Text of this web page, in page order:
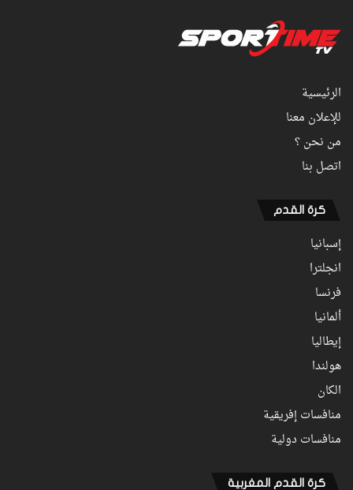
الرئيسية
للإعلان معنا
من نحن ؟
اتصل بنا
كرة القدم
إسبانيا
انجلترا
فرنسا
ألمانيا
إيطاليا
هولندا
الكان
منافسات إفريقية
منافسات دولية
كرة القدم المغربية